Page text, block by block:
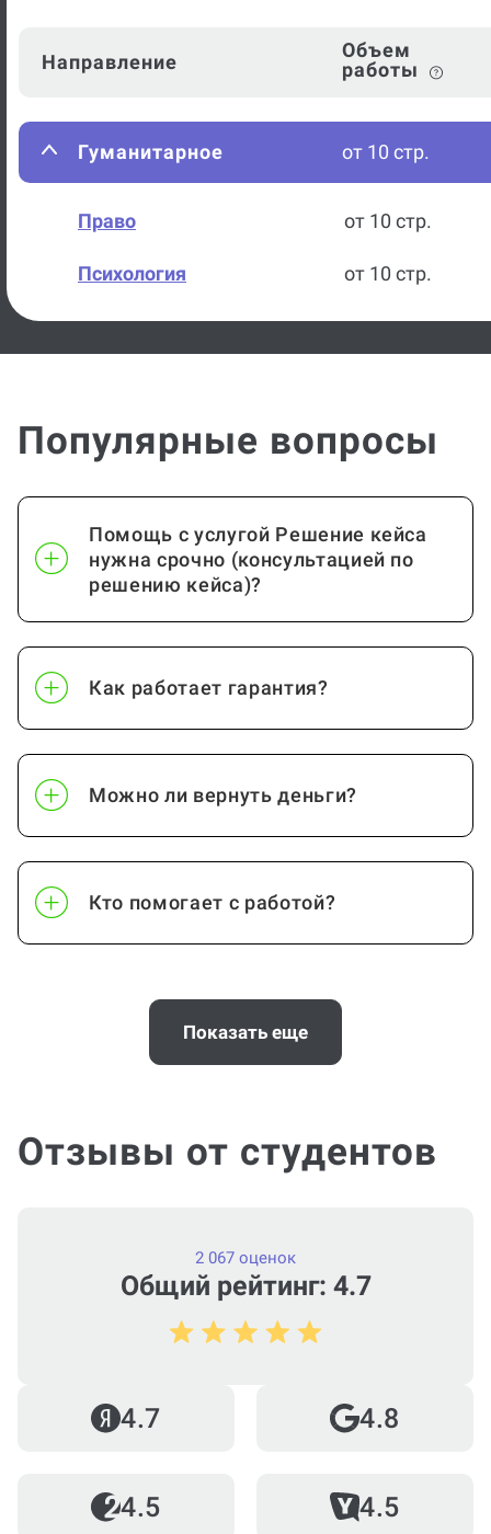
Направление
Объем
работы
Гуманитарное от 10 стр.
Право от 10 стр.
Психология от 10 стр.
Популярные вопросы
Помощь с услугой Решение кейса
нужна срочно (консультацией по
решению кейса)?
Как работает гарантия?
Можно ли вернуть деньги?
Кто помогает с работой?
Сколько стоит помощь?
теме и предмету?
Почему выгодно заказать
Когда и как нужно оплачивать
заказ?
Показать еще
Отзывы от студентов
Общий рейтинг: 4.7
2 067 оценок
4.7 4.8
4.5 4.5